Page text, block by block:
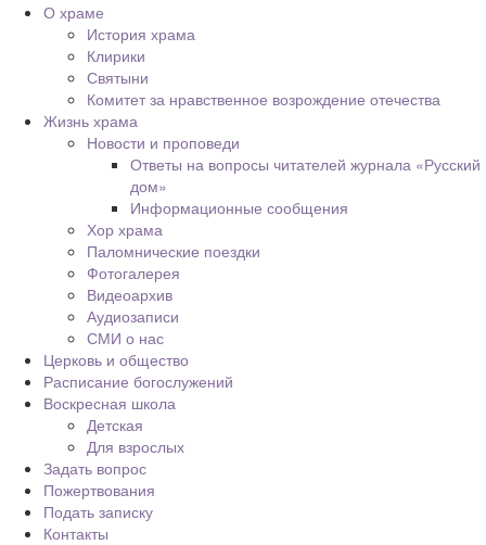
О храме
История храма
Клирики
Святыни
Комитет за нравственное возрождение отечества
Жизнь храма
Новости и проповеди
Ответы на вопросы читателей журнала «Русский
дом»
Информационные сообщения
Хор храма
Паломнические поездки
Фотогалерея
Видеоархив
Аудиозаписи
СМИ о нас
Церковь и общество
Расписание богослужений
Воскресная школа
Детская
Для взрослых
Задать вопрос
Пожертвования
Подать записку
Контакты